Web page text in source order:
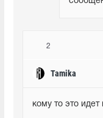
2
Tamika
кому то это идет